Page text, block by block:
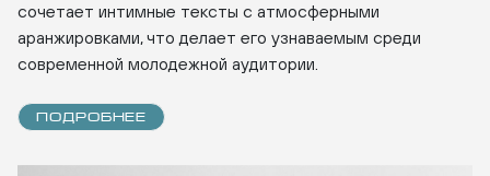
сочетает интимные тексты с атмосферными
аранжировками, что делает его узнаваемым среди
современной молодежной аудитории.
ПОДРОБНЕЕ